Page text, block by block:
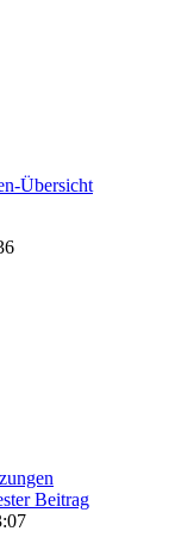
Übersicht
Beitrag